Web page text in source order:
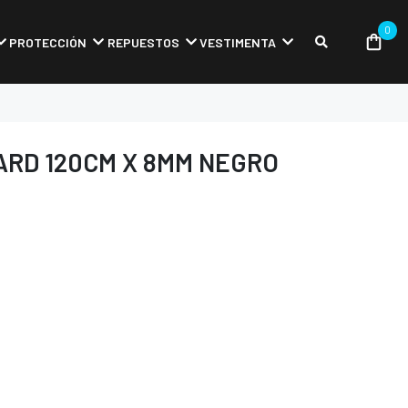
PROTECCIÓN REPUESTOS VESTIMENTA
0
120CM X 8MM NEGRO